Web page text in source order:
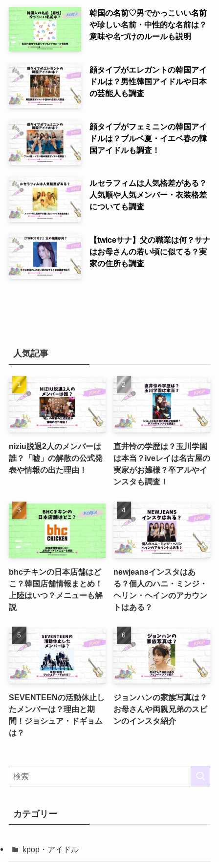
韓国の名前♡男でかっこいい名前
や珍しい名前・中性的な名前は？
意味や名づけのルールも説明
顔タイプがエレガントの韓国アイ
ドルは？男性韓国アイドルや日本
の芸能人も調査
顔タイプがフェミニンの韓国アイ
ドルは？ブルベ夏・イエベ春の韓
国アイドルも調査！
ルセラフィムは人気格差がある？
人気順や人気メンバー・衣装格差
についても調査
【twiceサナ】父の職業は何？サナ
はお母さんの若い頃に似てる？実
家の住所も調査
人気記事
niziu脱退2人のメンバーは
誰？「嘘」の解散の公式発
表や情報の出た理由！
直井怜の学歴は？玉川学園
は本当？iveレイは名古屋の
実家がお嬢様？卒アルやイ
ンスタも調査！
bhcチキンの日本店舗はど
こ？韓国店舗情報まとめ！
上陸はいつ？メニューも解
説
newjeansインスタはあ
る？個人のハニ・ミンジ・
ヘリン・ヘインのアカウン
トはある？
SEVENTEENの活動休止し
たメンバーは？理由と期
間！ジョシュア・ドギョム
は？
ジョンハンの家族写真は？
お母さんや両親兄弟のスビ
ンのインスタ紹介
カテゴリー
kpop・アイドル